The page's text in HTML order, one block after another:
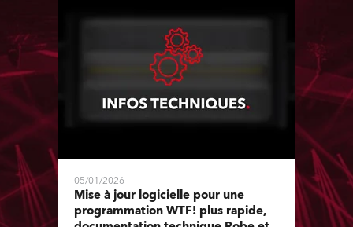
05/01/2026
Mise à jour logicielle pour une
programmation WTF! plus rapide,